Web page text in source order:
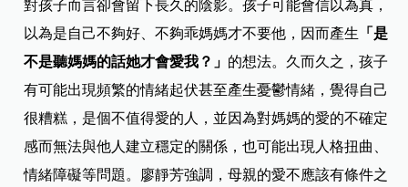
對孩子而言卻會留下長久的陰影。孩子可能會信以為真，
以為是自己不夠好、不夠乖媽媽才不要他，因而產生 「是
不是聽媽媽的話她才會愛我？」 的想法。久而久之，孩子
有可能出現頻繁的情緒起伏甚至產生憂鬱情緒，覺得自己
很糟糕，是個不值得愛的人，並因為對媽媽的愛的不確定
感而無法與他人建立穩定的關係，也可能出現人格扭曲、
情緒障礙等問題。廖靜芳強調，母親的愛不應該有條件之